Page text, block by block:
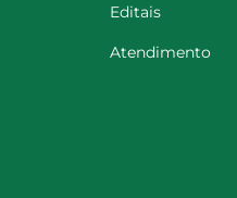
Editais
Atendimento